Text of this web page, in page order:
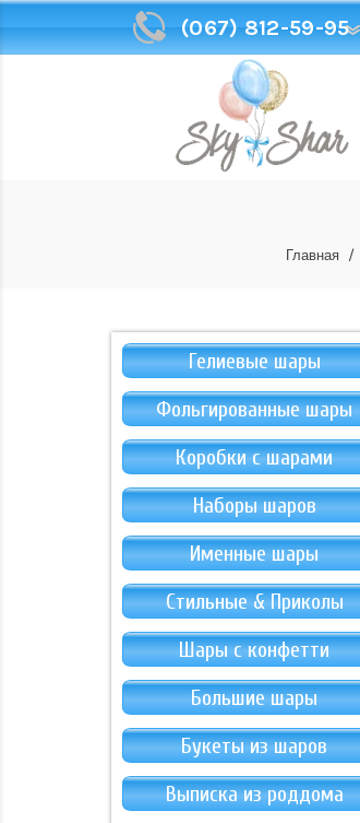
(067) 812-59-95
(067) 812-59-95
Главная
Гелиевые шары
Фольгированные шары
Коробки с шарами
Наборы шаров
Именные шары
Стильные & Приколы
Шары с конфетти
Большие шары
Букеты из шаров
Выписка из роддома